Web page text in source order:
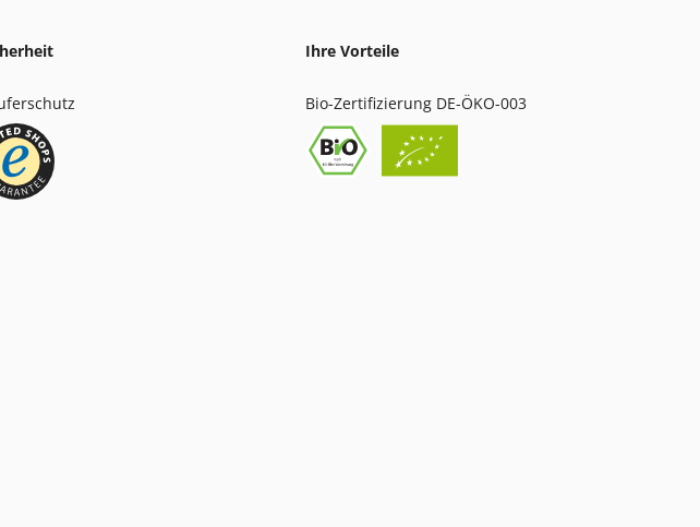
Ihre Vorteile
Bio-Zertifizierung DE-ÖKO-003